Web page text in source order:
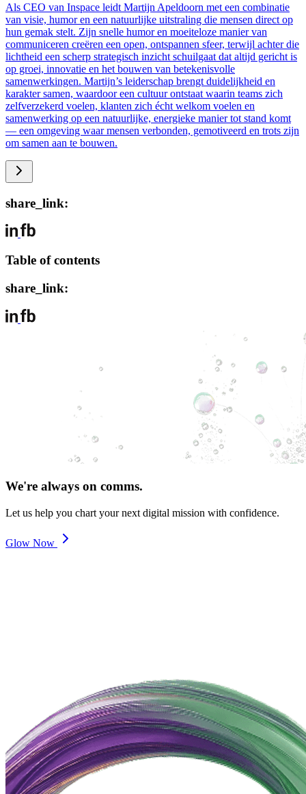
Als CEO van Inspace leidt Martijn Apeldoorn met een combinatie
van visie, humor en een natuurlijke uitstraling die mensen direct op
hun gemak stelt. Zijn snelle humor en moeiteloze manier van
communiceren creëren een open, ontspannen sfeer, terwijl achter die
lichtheid een scherp strategisch inzicht schuilgaat dat altijd gericht is
op groei, innovatie en het bouwen van betekenisvolle
samenwerkingen. Martijn’s leiderschap brengt duidelijkheid en
karakter samen, waardoor een cultuur ontstaat waarin teams zich
zelfverzekerd voelen, klanten zich écht welkom voelen en
samenwerking op een natuurlijke, energieke manier tot stand komt
— een omgeving waar mensen verbonden, gemotiveerd en trots zijn
om samen aan te bouwen.
share_link:
Table of contents
share_link:
We're always on comms.
Let us help you chart your next digital mission with confidence.
Glow Now